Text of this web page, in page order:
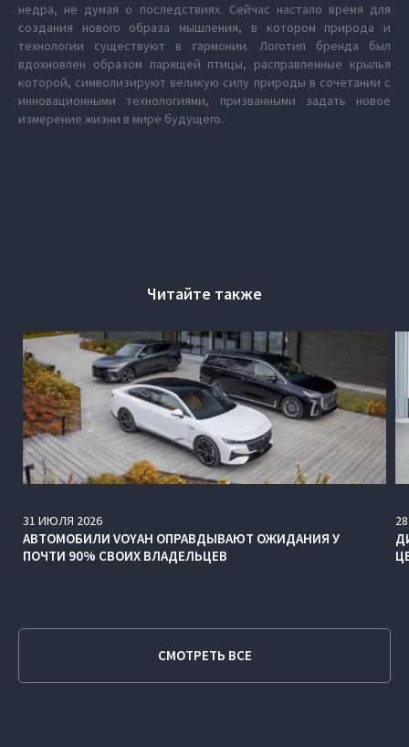
недра, не думая о последствиях. Сейчас настало время для
создания нового образа мышления, в котором природа и
технологии существуют в гармонии. Логотип бренда был
вдохновлен образом парящей птицы, расправленные крылья
которой, символизируют великую силу природы в сочетании с
инновационными технологиями, призванными задать новое
измерение жизни в мире будущего.
Читайте также
31 ИЮЛЯ 2026
АВТОМОБИЛИ VOYAH ОПРАВДЫВАЮТ ОЖИДАНИЯ У
ПОЧТИ 90% СВОИХ ВЛАДЕЛЬЦЕВ
28
СМОТРЕТЬ ВСЕ